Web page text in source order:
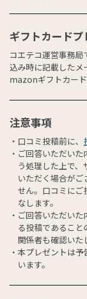
ギフトカード
コエテコ運営事務
込み時に記載した
mazonギフトカード
注意事項
口コミ投稿前に、
ご回答いただい
う処理した上で
いただく場合がご
せん。口コミに
なします。
ご回答いただい
る投稿であるこ
関係者も確認いた
本プレゼントは予
います。